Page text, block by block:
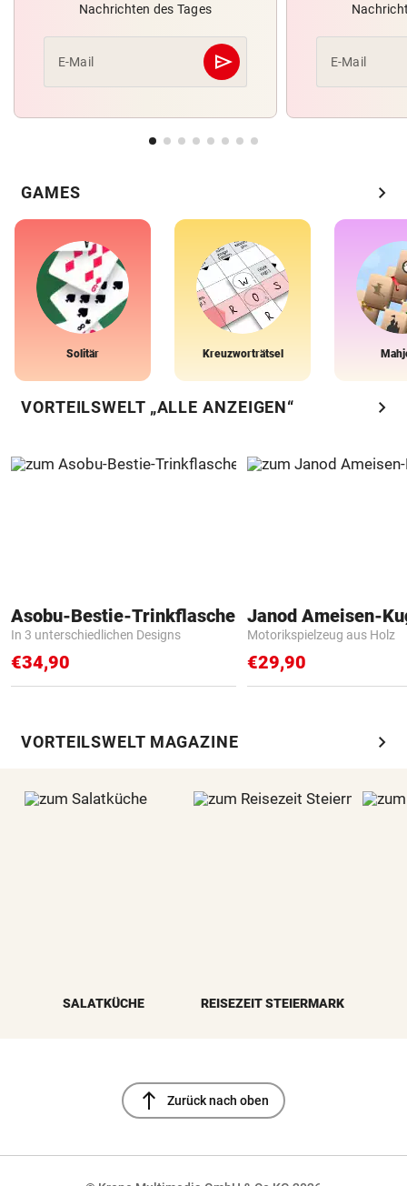
Nachrichten des Tages
E-Mail send
Abschicken E-Mail
GAMES chevron_right
Solitär Kreuzworträtsel
VORTEILSWELT „ALLE ANZEIGEN“ chevron_right
Asobu-Bestie-Trinkflasche
In 3 unterschiedlichen Designs
€34,90
Janod Ameisen-
Motorikspielzeug aus Holz
€29,90
VORTEILSWELT MAGAZINE chevron_right
SALATKÜCHE REISEZEIT STEIERMARK
north Zurück nach oben